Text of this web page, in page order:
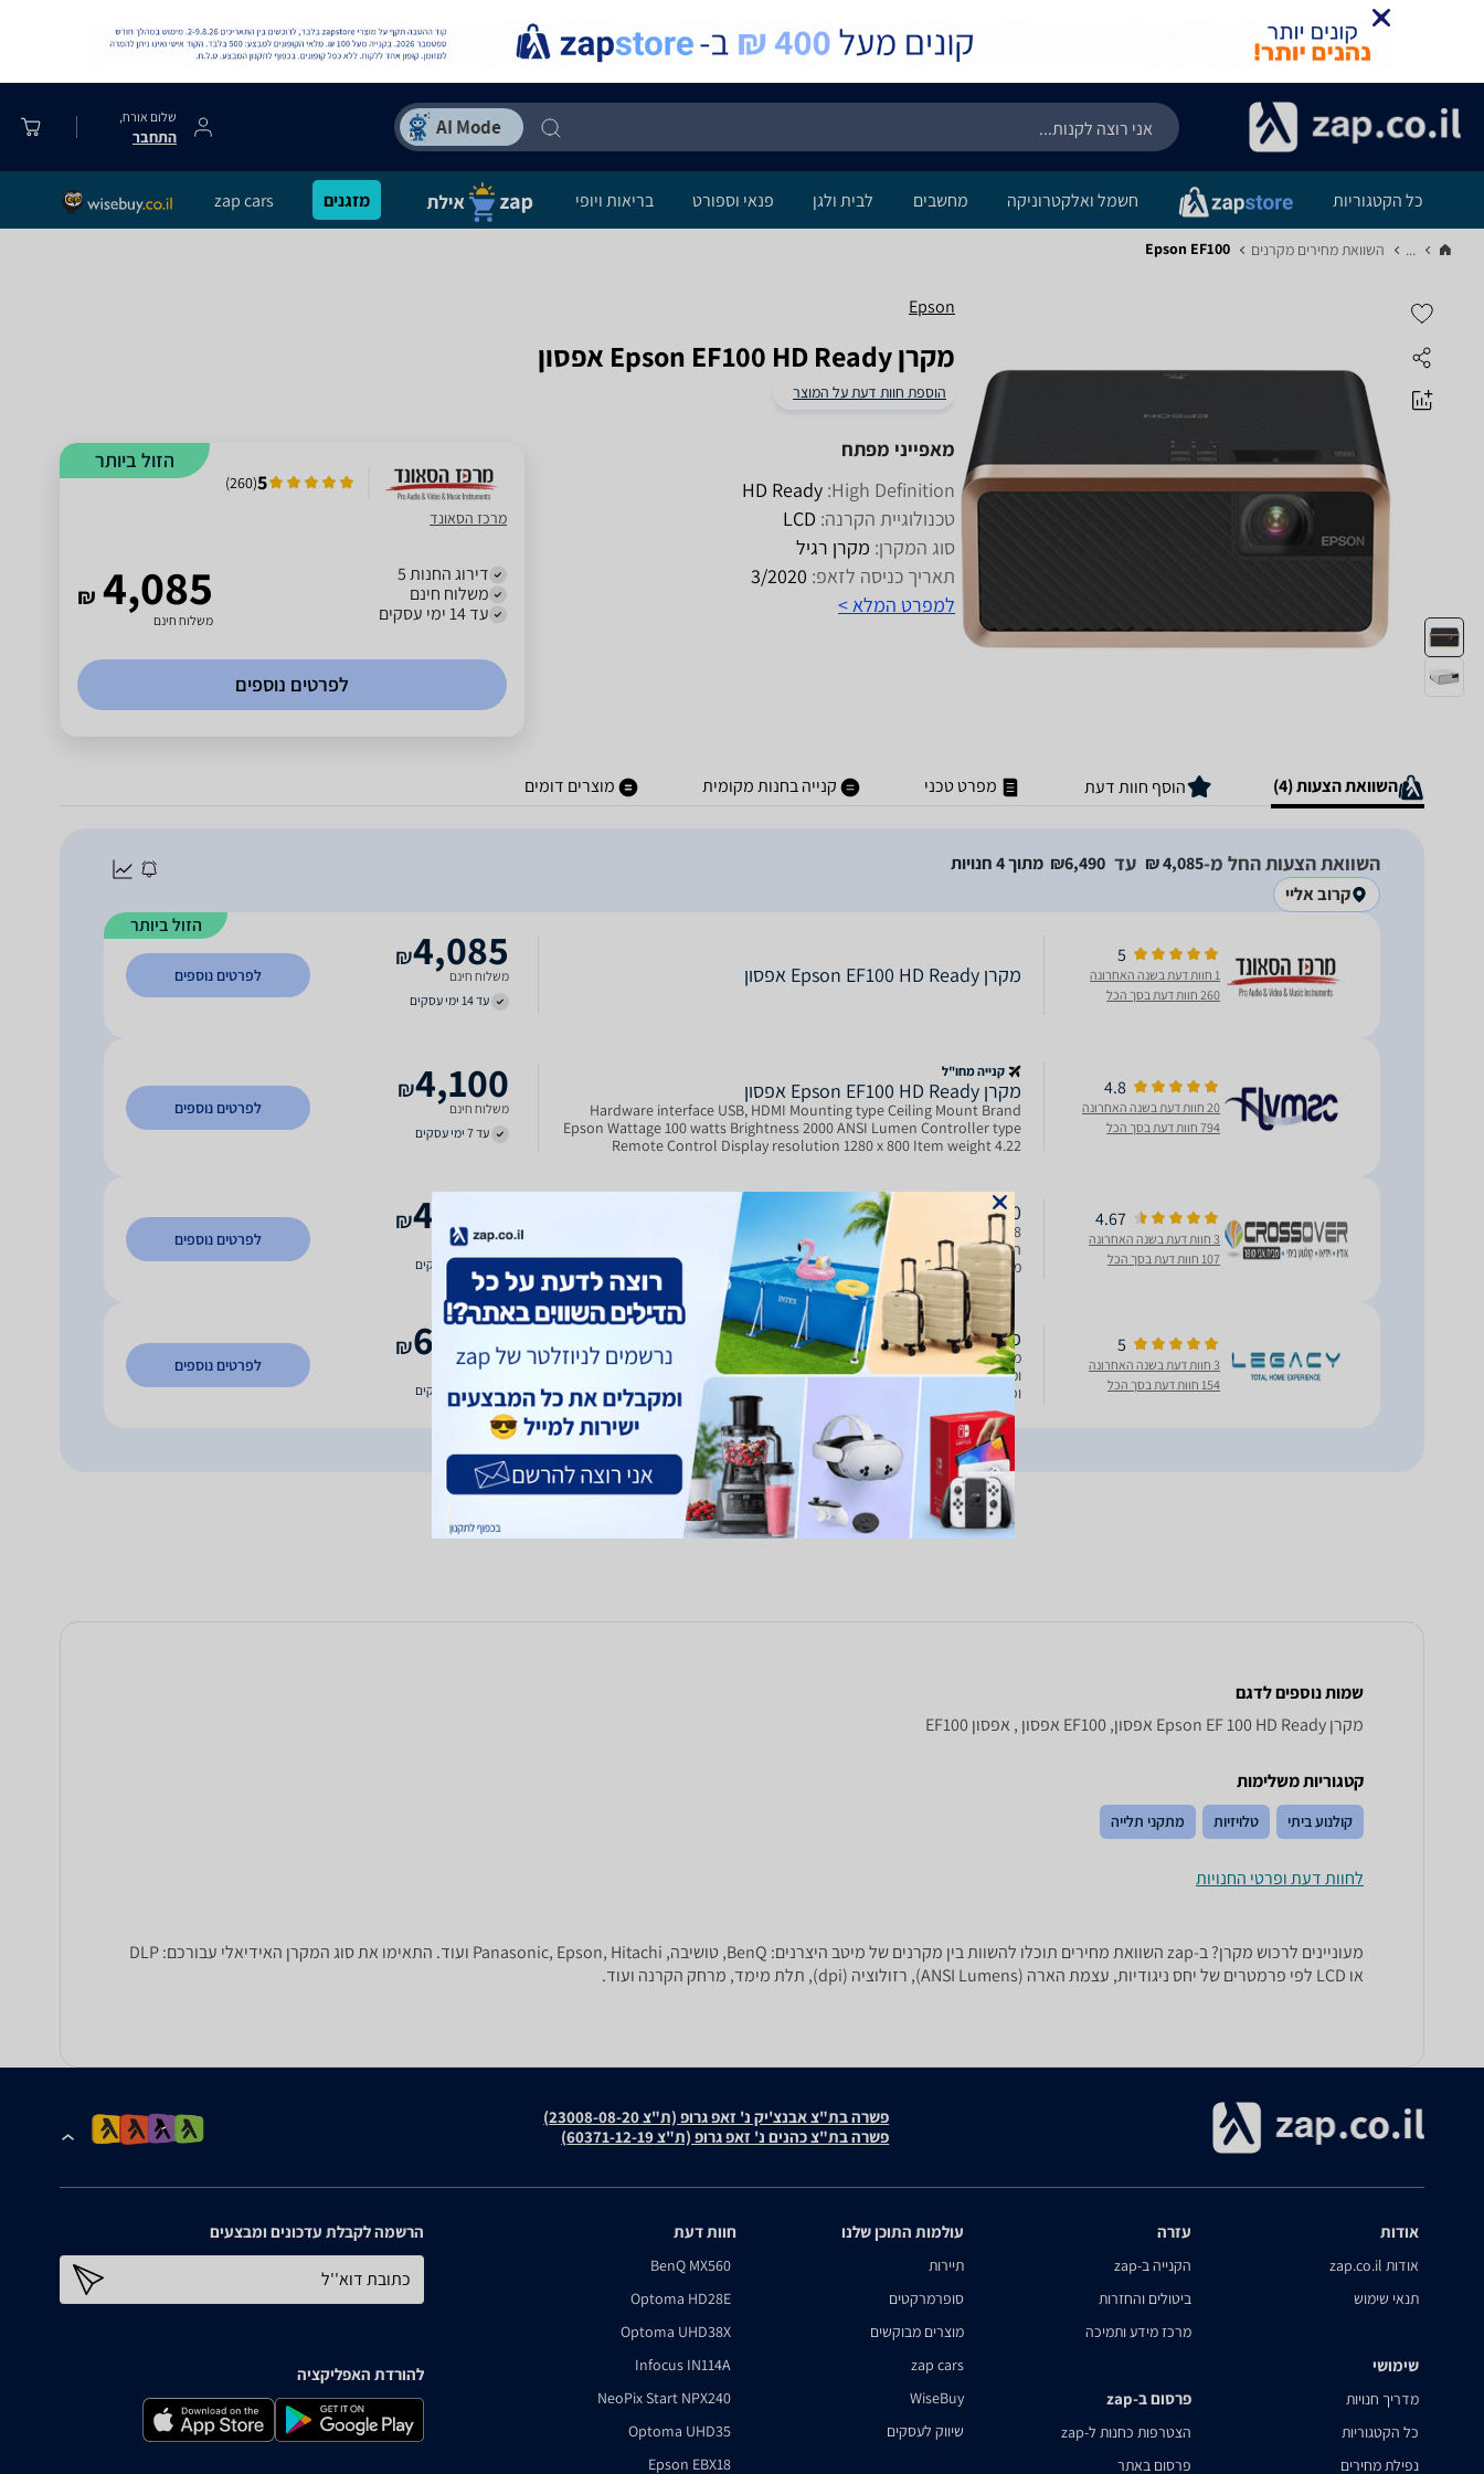
שלום אורח,
התחבר
כל הקטגוריות חשמל ואלקטרוניקה מחשבים לבית ולגן פנאי וספורט בריאות ויופי מזגנים zap cars
... השוואת מחירים מקרנים‏ Epson EF100
Epson
מקרן Epson EF100 HD Ready אפסון
הוספת חוות דעת על המוצר
מאפייני מפתח
High Definition:
HD Ready
טכנולוגיית הקרנה: LCD
סוג המקרן: מקרן רגיל
תאריך כניסה לזאפ: 3/2020
למפרט המלא >
הזול ביותר
5
(
260
)
מרכז הסאונד
דירוג החנות 5
משלוח חינם
עד 14 ימי עסקים
₪ 4,085
משלוח חינם
לפרטים נוספים
השוואת הצעות (4) הוסף חוות דעת מפרט טכני קנייה בחנות מקומית מוצרים דומים
השוואת הצעות החל מ-4,085‏ ₪ עד 6,490‏₪
מתוך 4 חנויות
קרוב אליי
הזול ביותר
5
1 חוות דעת בשנה האחרונה
260 חוות דעת בסך הכל
מקרן Epson EF100 HD Ready אפסון 4,085
₪
משלוח חינם
עד 14 ימי עסקים
לפרטים נוספים
4.8
20 חוות דעת בשנה האחרונה
794 חוות דעת בסך הכל
קנייה מחו"ל
מקרן Epson EF100 HD Ready אפסון
Hardware interface USB, HDMI Mounting type Ceiling Mount Brand
Epson Wattage 100 watts Brightness 2000 ANSI Lumen Controller type
Remote Control Display resolution 1280 x 800 Item weight 4.22
4,100
₪
משלוח חינם
עד 7 ימי עסקים
לפרטים נוספים
4.67
3 חוות דעת בשנה האחרונה
107 חוות דעת בסך הכל
EPSON EF-100
החברה המנגיש איכות תמונה גבוהה במיוחד עם אורך חיים ארוך ועמידות
מקסימלית במחיר נוח ונגיש דגם EF-100 מאפשר שינוע קל והקרנה מהירה ויעילה
בכל חלל בבית ובחוץ - מתאים מאוד ליישומי קולנוע ועב
4,490
₪
משלוח חינם
לפרטים נוספים
5
3 חוות דעת בשנה האחרונה
154 חוות דעת בסך הכל
מקרן Epson EF-100 Android TV
מקרן הלייזר 3LCD הקטן בעולם² הכנס-הפעל עם מקרן הלייזר הנייד, הקומפקטי
ומלא הסטייל הזה. לא משנה היכן אתה נמצא, תוכל להקרין על גבי כמעט כל משטח
וכמעט בכל כיוון, גם באור יום. הוא מספיק קל-משקל כדי לקחת אותו להרפתקאות,
והמידות הקומפקטיות שלו מאפשרות לך לאחסן
6,490
₪
משלוח חינם
עד 7 ימי עסקים
לפרטים נוספים
שמות נוספים לדגם
מקרן Epson EF 100 HD Ready אפסון, EF100 אפסון , אפסון EF100
קטגוריות משלימות
קולנוע ביתי טלויזיות מתקני תלייה
לחוות דעת ופרטי החנויות
מעוניינים לרכוש מקרן? ב-zap השוואת מחירים תוכלו להשוות בין מקרנים של מיטב היצרנים: BenQ, טושיבה, Panasonic, Epson, Hitachi ועוד. התאימו את סוג המקרן האידיאלי עבורכם: DLP
או LCD לפי פרמטרים של יחס ניגודיות, עצמת הארה (ANSI Lumens), רזולוציה (dpi), תלת מימד, מרחק הקרנה ועוד.
פשרה בת"צ אבנצ'יק נ' זאפ גרופ (ת"צ 23008-08-20)
פשרה בת"צ כהנים נ' זאפ גרופ (ת"צ 60371-12-19)
אודות
אודות zap.co.il
תנאי שימוש
שימושי
מדריך חנויות
כל הקטגוריות
נפילת מחירים
עזרה
הקנייה ב-zap
ביטולים והחזרות
מרכז מידע ותמיכה
פרסום ב-zap
הצטרפות כחנות ל-zap
פרסום באתר
עולמות התוכן שלנו
תיירות
סופרמרקטים
מוצרים מבוקשים
zap cars
WiseBuy
שיווק לעסקים
חוות דעת
BenQ MX560
Optoma HD28E
Optoma UHD38X
Infocus IN114A
NeoPix Start NPX240
Optoma UHD35
Epson EBX18
הרשמה לקבלת עדכונים ומבצעים
כתובת דוא''ל
להורדת האפליקציה